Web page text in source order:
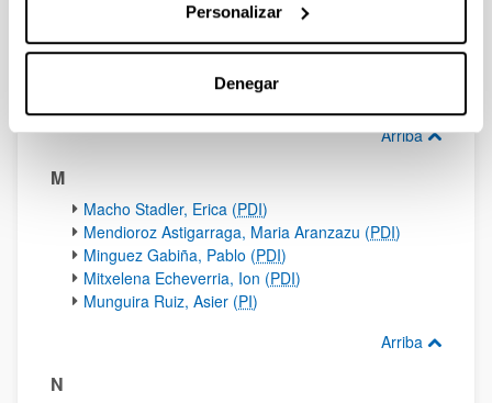
Personalizar
Denegar
Larsen Adiego, Ethan James ( PI
Ledesma De Olano, Jose Luis (PAS)
Legarra Saez, Estibaliz (
Lopez Zorrilla, Jon (PDI)
Arriba
M
Macho Stadler, Erica (PDI)
Mendioroz Astigarraga, Maria Aranzazu (PDI)
Minguez Gabiña, Pablo (PDI)
Mitxelena Echeverria, Ion (PDI)
Munguira Ruiz, Asier (PI)
Arriba
N